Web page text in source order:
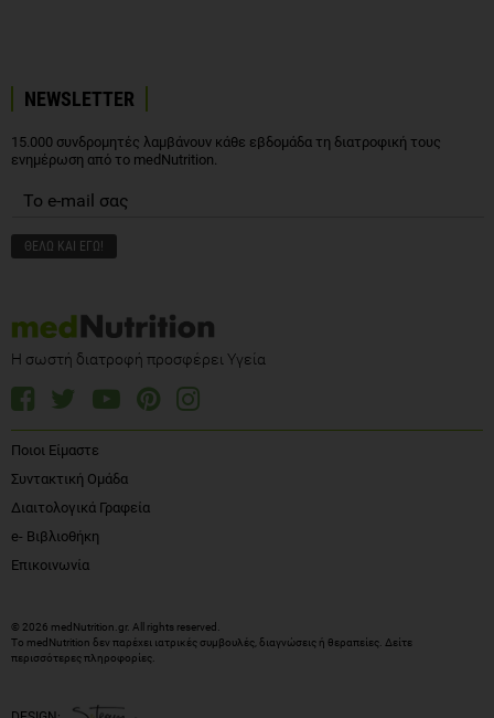
NEWSLETTER
15.000 συνδρομητές λαμβάνουν κάθε εβδομάδα τη διατροφική τους
ενημέρωση από το medNutrition.
Η σωστή διατροφή προσφέρει Υγεία
Ποιοι Είμαστε
Συντακτική Ομάδα
Διαιτολογικά Γραφεία
e- Βιβλιοθήκη
Επικοινωνία
© 2026 medNutrition.gr. All rights reserved.
Το medNutrition δεν παρέχει ιατρικές συμβουλές, διαγνώσεις ή θεραπείες. Δείτε
περισσότερες πληροφορίες